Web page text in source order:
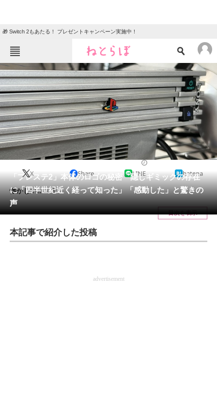
🎁 Switch 2もあたる！ プレゼントキャンペーン実施中！
ねとらぼメニュー
TOP ニュース
エンタメ クイズ
グルメ 地域
住まい 教育・育児
リサーチ
会員記事
メディア
注目記事を集めた総合ページ
ITの今と未来を見通す
進化するPCとデバイスの未来
「プレステ2」本体のロゴの秘密 隠しギミックの存在
に「四半世紀近く経って知った」「感動した」と驚きの
声
X Share LINE hatena
懐かしい……！
目次を表示
本記事で紹介した投稿
advertisement